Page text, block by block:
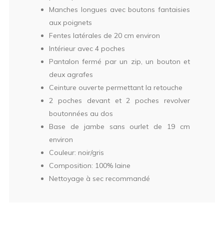
Manches longues avec boutons fantaisies
aux poignets
Fentes latérales de 20 cm environ
Intérieur avec 4 poches
Pantalon fermé par un zip, un bouton et
deux agrafes
Ceinture ouverte permettant la retouche
2 poches devant et 2 poches revolver
boutonnées au dos
Base de jambe sans ourlet de 19 cm
environ
Couleur: noir/gris
Composition: 100% laine
Nettoyage à sec recommandé